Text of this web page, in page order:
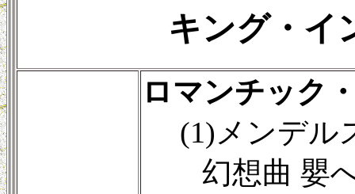
キング・イ
ロマンチック
(1)メンデル
幻想曲 嬰へ